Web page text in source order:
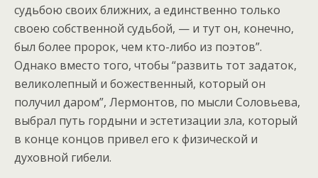
судьбою своих ближних, а единственно только
своею собственной судьбой, — и тут он, конечно,
был более пророк, чем кто-либо из поэтов”.
Однако вместо того, чтобы “развить тот задаток,
великолепный и божественный, который он
получил даром”, Лермонтов, по мысли Соловьева,
выбрал путь гордыни и эстетизации зла, который
в конце концов привел его к физической и
духовной гибели.